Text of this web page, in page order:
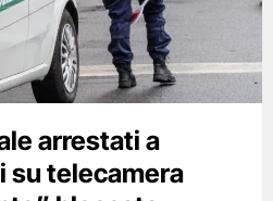
arrestati a
su telecamera